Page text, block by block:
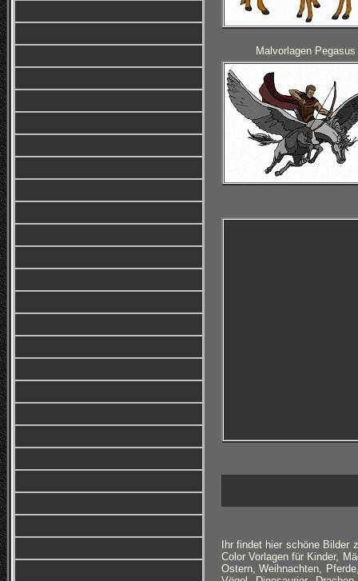
Malvorlagen Pegasus
Ihr findet hier schöne Bilder
Color Vorlagen für Kinder,
Ostern, Weihnachten,